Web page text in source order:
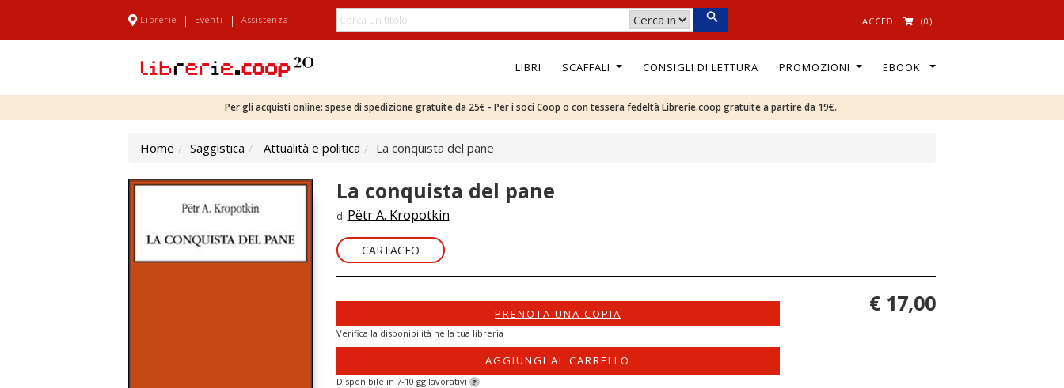
Librerie | Eventi | Assistenza ACCEDI (0)
LIBRI SCAFFALI CONSIGLI DI LETTURA PROMOZIONI EBOOK
Per gli acquisti online: spese di spedizione gratuite da 25€ - Per i soci Coop o con tessera fedeltà Librerie.coop gratuite a partire da 19€.
Home Saggistica Attualità e politica La conquista del pane
La conquista del pane
di Pëtr A. Kropotkin
CARTACEO
PRENOTA UNA COPIA
Verifica la disponibilità nella tua libreria
AGGIUNGI AL CARRELLO
Disponibile in 7-10 gg lavorativi ?
€ 17,00